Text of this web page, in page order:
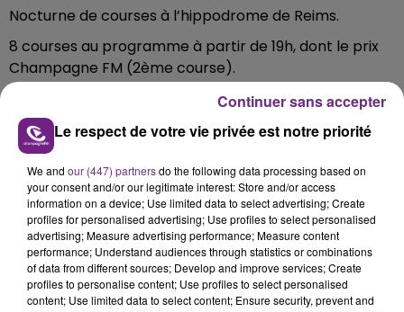
Nocturne de courses à l’hippodrome de Reims.
8 courses au programme à partir de 19h, dont le prix
Champagne FM (2ème course).
Vous étiez fans de "L'agence tous risques", "Magnum"
ou "K 2000", la bibliothèque municipale Georges
Pompidou de Châlons en Champagne accueille une
conférence consacrée aux séries des années 80.
Elle débute à 15h cet après-midi.
FIL D'ACTUS
Le respect de votre vie privée est notre priorité
We and our (447) partnersdo the following data processing based on
your consent and/or our legitimate interest: Store and/or access
information on a device; Use limited data to select advertising; Create
profiles for personalised advertising; Use profiles to select personalised
advertising; Measure advertising performance; Measure content
performance; Understand audiences through statistics or combinations
of data from different sources; Develop and improve services; Create
profiles to personalise content; Use profiles to select personalised
content; Use limited data to select content; Ensure security, prevent and
Continuer sans accepter